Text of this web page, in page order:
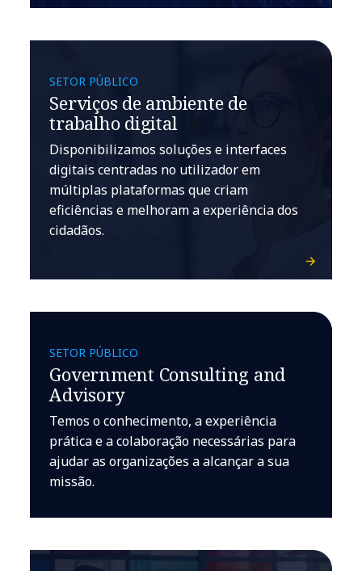
SETOR PÚBLICO
Serviços de ambiente de
trabalho digital
Disponibilizamos soluções e interfaces
digitais centradas no utilizador em
múltiplas plataformas que criam
eficiências e melhoram a experiência dos
cidadãos.
SETOR PÚBLICO
Government Consulting and
Advisory
Temos o conhecimento, a experiência
prática e a colaboração necessárias para
ajudar as organizações a alcançar a sua
missão.